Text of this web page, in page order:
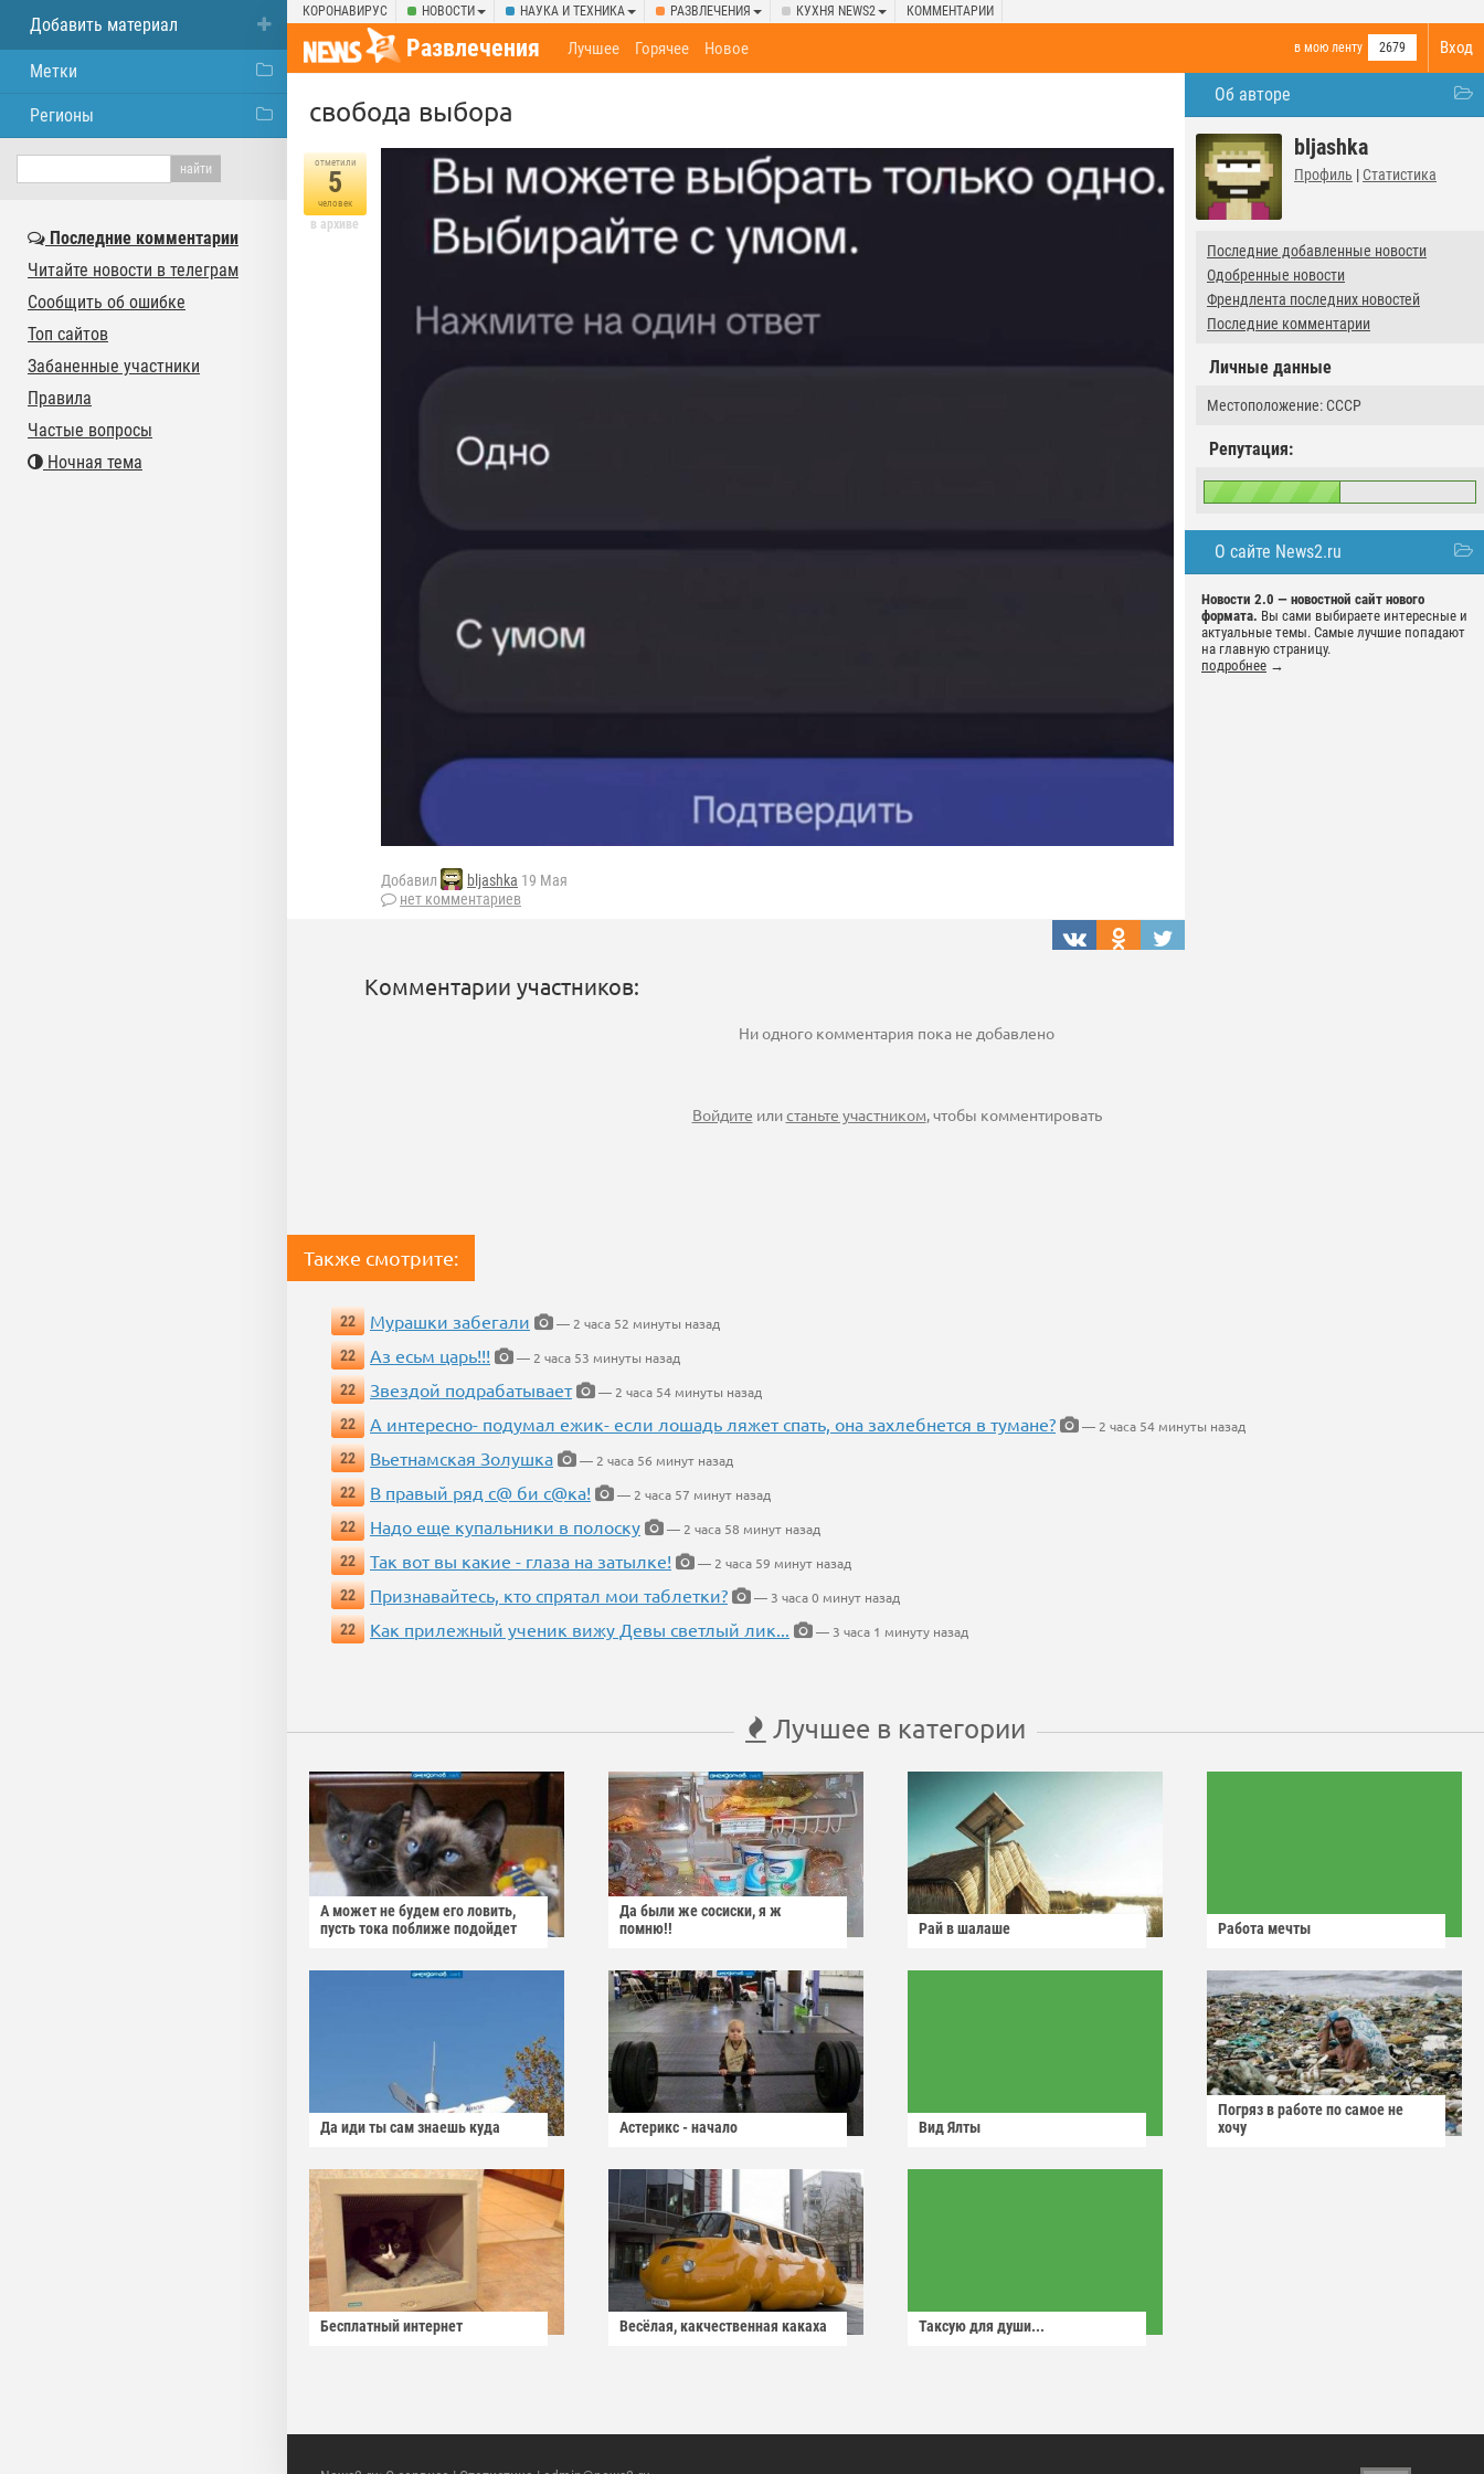
КОРОНАВИРУС НОВОСТИ НАУКА И ТЕХНИКА РАЗВЛЕЧЕНИЯ КУХНЯ NEWS2 КОММЕНТАРИИ
Вход
Развлечения в мою ленту 2679
Лучшее Горячее Новое
Об авторе
bljashka
Профиль | Статистика
Последние добавленные новости
Одобренные новости
Френдлента последних новостей
Последние комментарии
Личные данные
Местоположение: СССР
Репутация:
О сайте News2.ru
Новости 2.0 — новостной сайт нового
формата. Вы сами выбираете интересные и
актуальные темы. Самые лучшие попадают
на главную страницу.
подробнее →
свобода выбора
отметили
5
человек
в архиве
Добавил bljashka 19 Мая
нет комментариев
Комментарии участников:
Ни одного комментария пока не добавлено
Войдите илистаньте участником, чтобы комментировать
Также смотрите:
22 Мурашки забегали
— 2 часа 52 минуты назад
22
Аз есьм царь!!!
— 2 часа 53 минуты назад
22
Звездой подрабатывает
— 2 часа 54 минуты назад
22
А интересно- подумал ежик- если лошадь ляжет спать, она захлебнется в тумане?
— 2 часа 54 минуты назад
22
Вьетнамская Золушка
— 2 часа 56 минут назад
22
В правый ряд с@ би с@ка!
— 2 часа 57 минут назад
22
Надо еще купальники в полоску
— 2 часа 58 минут назад
22
Так вот вы какие - глаза на затылке!
— 2 часа 59 минут назад
22
Признавайтесь, кто спрятал мои таблетки?
— 3 часа 0 минут назад
22
Как прилежный ученик вижу Девы светлый лик... — 3 часа 1 минуту назад
Лучшее в категории
А может не будем его ловить,
пусть тока поближе подойдет
Да были же сосиски, я ж
помню!!
Рай в шалаше Работа мечты
Да иди ты сам знаешь куда Астерикс - начало Вид Ялты
Погряз в работе по самое не
хочу
Бесплатный интернет Весёлая, какчественная какаха Таксую для души...
Добавить материал
Метки
Регионы
Последние комментарии
Читайте новости в телеграм
Сообщить об ошибке
Топ сайтов
Забаненные участники
Правила
Частые вопросы
Ночная тема